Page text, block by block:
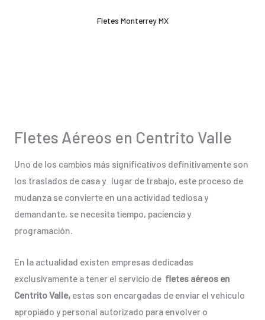
Fletes Monterrey MX
Fletes Aéreos en Centrito Valle
Uno de los cambios más significativos definitivamente son
los traslados de casa y lugar de trabajo, este proceso de
mudanza se convierte en una actividad tediosa y
demandante, se necesita tiempo, paciencia y
programación.
En la actualidad existen empresas dedicadas
exclusivamente a tener el servicio de fletes aéreos en
Centrito Valle,estas son encargadas de enviar el vehículo
apropiado y personal autorizado para envolver o